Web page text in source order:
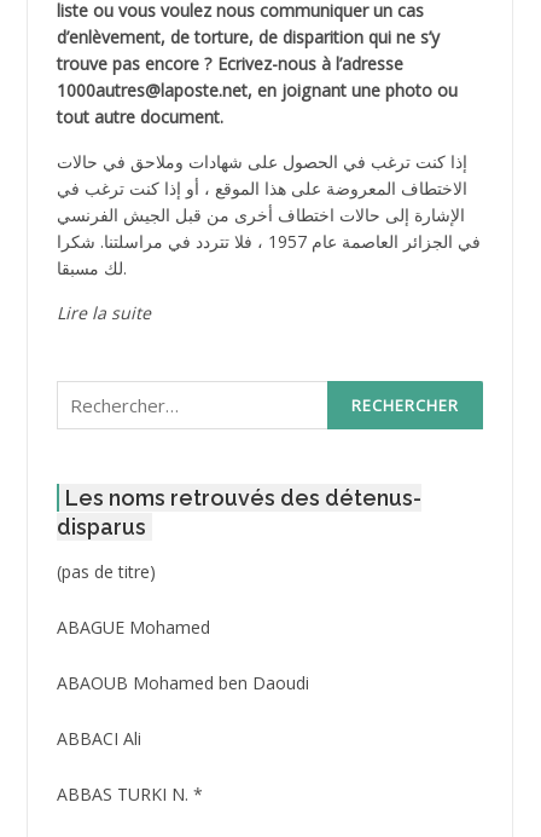
liste ou vous voulez nous communiquer un cas
d’enlèvement, de torture, de disparition qui ne s’y
trouve pas encore ? Ecrivez-nous à l’adresse
1000autres@laposte.net, en joignant une photo ou
tout autre document.
إذا كنت ترغب في الحصول على شهادات وملاحق في حالات
الاختطاف المعروضة على هذا الموقع ، أو إذا كنت ترغب في
الإشارة إلى حالات اختطاف أخرى من قبل الجيش الفرنسي
في الجزائر العاصمة عام 1957 ، فلا تتردد في مراسلتنا. شكرا
لك مسبقا.
Lire la suite
Rechercher :
Les noms retrouvés des détenus-
disparus
(pas de titre)Post
3416
ABAGUE Mohamed
ABAOUB Mohamed ben Daoudi
ABBACI Ali
ABBAS TURKI N. *